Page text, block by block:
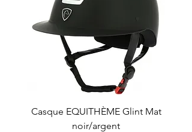
Casque EQUITHÈME Glint Mat
noir/argent